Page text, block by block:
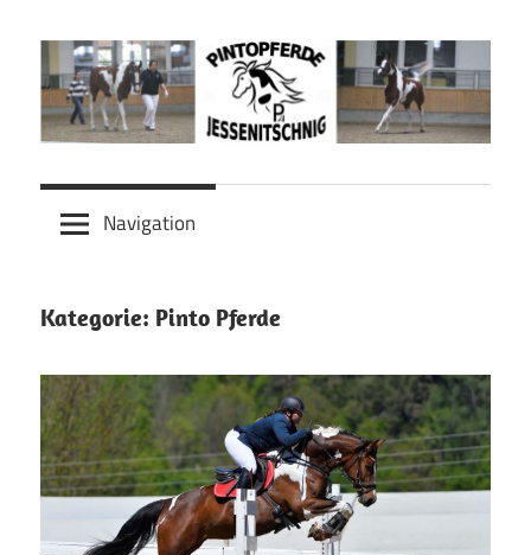
Inhalt
springen
Pinto
Pferde
Pinto
Pferde
Jessenitschnig
Navigation
Kategorie: Pinto Pferde